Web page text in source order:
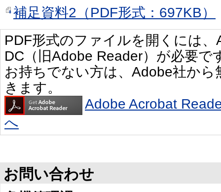
補足資料2（PDF形式：697KB）
PDF形式のファイルを開くには
DC（旧Adobe Reader）が必要で
お持ちでない方は、Adobe社か
きます。
Adobe Acrobat
へ
お問い合わせ